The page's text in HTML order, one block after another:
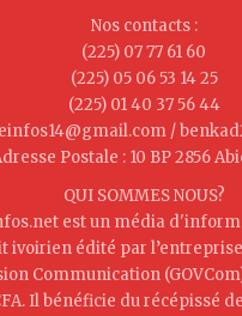
Nos contacts :
(225) 07 77 61 60
(225) 05 06 53 14 25
(225) 01 40 37 56 44
/
Postale : 10 BP 2856
QUI SOMMES NOUS?
est un média
ivoirien édité par
Communication
Il bénéficie du récépissé